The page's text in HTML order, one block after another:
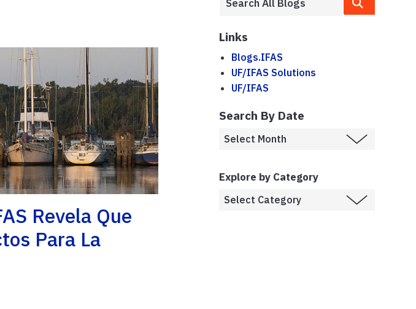
Revela Que
Para La
Links
Blogs.IFAS
UF/IFAS Solutions
UF/IFAS
Search By Date
Explore by Category